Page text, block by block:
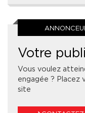
Votre
Vous voulez
engagée ? Placez
site